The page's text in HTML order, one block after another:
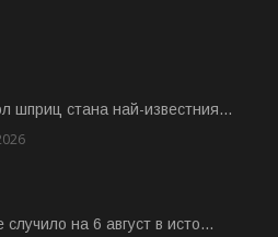
шприц стана най-известния...
случило на 6 август в исто...